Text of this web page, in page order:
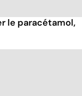
le paracétamol,